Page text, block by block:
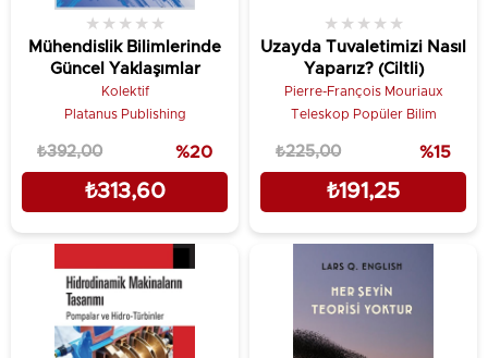
Mühendislik Bilimlerinde
Güncel Yaklaşımlar
★ ★ ★ ★ ★
Kolektif
Platanus Publishing
₺313,60
₺392,00 %20
Uzayda Tuvaletimizi Nasıl
Yaparız? (Ciltli)
★ ★ ★ ★ ★
Pierre-François Mouriaux
Teleskop Popüler Bilim
₺191,25
₺225,00 %15